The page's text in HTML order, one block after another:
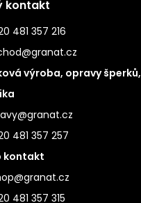
kontakt
481 357 216
výroba, opravy šperků,
481 357 257
kontakt
481 357 315